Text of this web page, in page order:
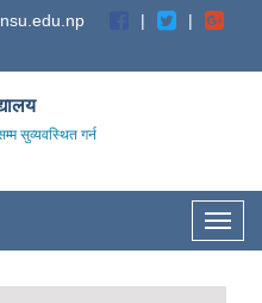
सुव्यवस्थित गर्न